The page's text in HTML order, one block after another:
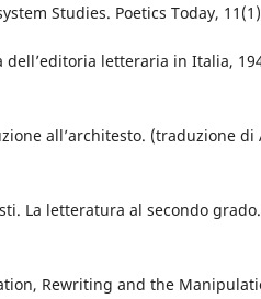
Studies. Poetics Today,
dell’editoria letteraria in Italia,
all’architesto. (traduzione di
La letteratura al secondo
Rewriting and the